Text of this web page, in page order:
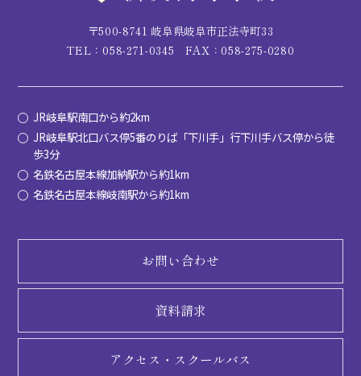
〒500-8741 岐阜県岐阜市正法寺町33
TEL：058-271-0345
FAX：058-275-0280
JR岐阜駅南口から約2km
JR岐阜駅北口バス停5番のりば「下川手」行下川手バス停から徒
歩3分
名鉄名古屋本線加納駅から約1km
名鉄名古屋本線岐南駅から約1km
お問い合わせ
資料請求
アクセス・ スクールバス